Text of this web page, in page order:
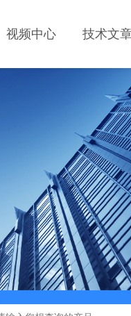
视频中心 技术文